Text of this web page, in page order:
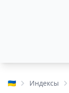
🇺🇦 Индексы